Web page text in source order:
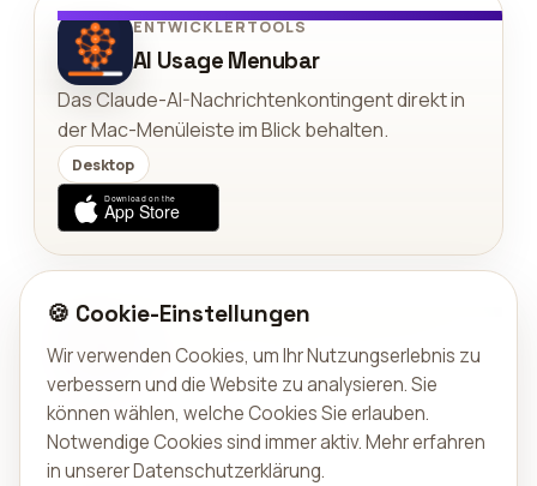
ENTWICKLERTOOLS
AI Usage Menubar
Das Claude-AI-Nachrichtenkontingent direkt in
der Mac-Menüleiste im Blick behalten.
Desktop
TREUE & PRÄMIEN
Streakbox – Gamify Daily Visit
Belohnt eingeloggte Kund:innen mit einem
täglichen Geschenk, das mit ihrer Streak
wächst.
🍪 Cookie-Einstellungen
Wir verwenden Cookies, um Ihr Nutzungserlebnis zu
verbessern und die Website zu analysieren. Sie
können wählen, welche Cookies Sie erlauben.
Notwendige Cookies sind immer aktiv.Mehr erfahren
in unserer Datenschutzerklärung.